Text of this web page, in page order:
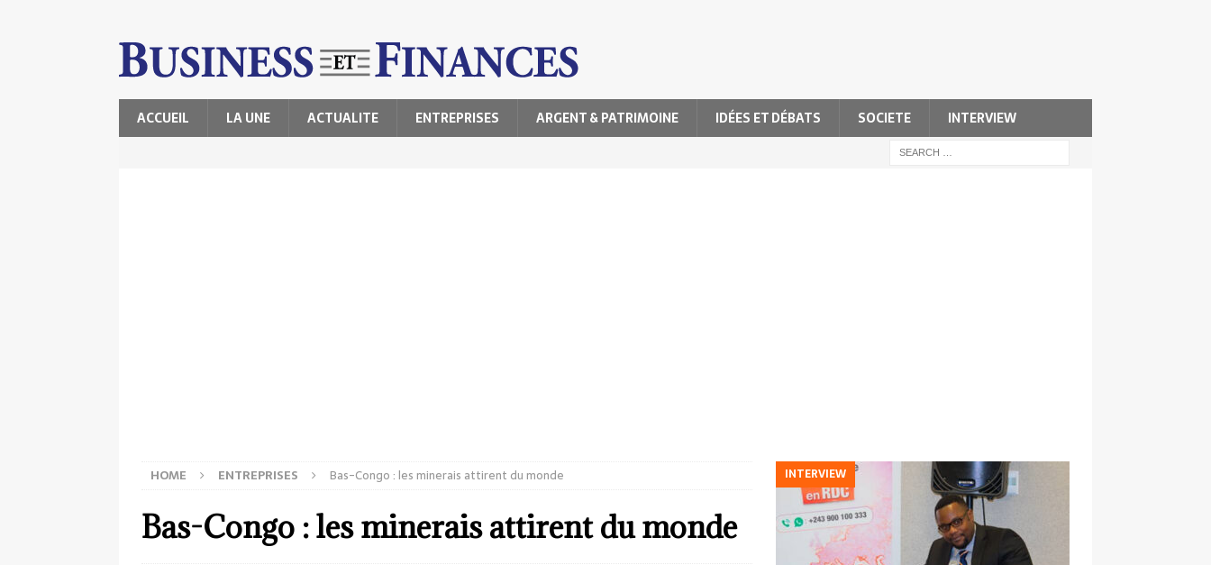
ACCUEIL LA UNE ACTUALITE ENTREPRISES ARGENT & PATRIMOINE IDÉES ET DÉBATS SOCIETE INTERVIEW
HOME ENTREPRISES Bas-Congo : les minerais attirent du monde
Bas-Congo : les minerais attirent du monde
INTERVIEW